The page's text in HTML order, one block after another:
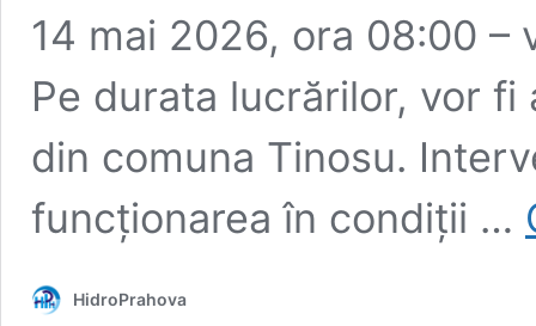
14 mai 2026, ora 08:00 –
Pe durata lucrărilor, vor
din comuna Tinosu.
funcționarea în condiții …
HidroPrahova